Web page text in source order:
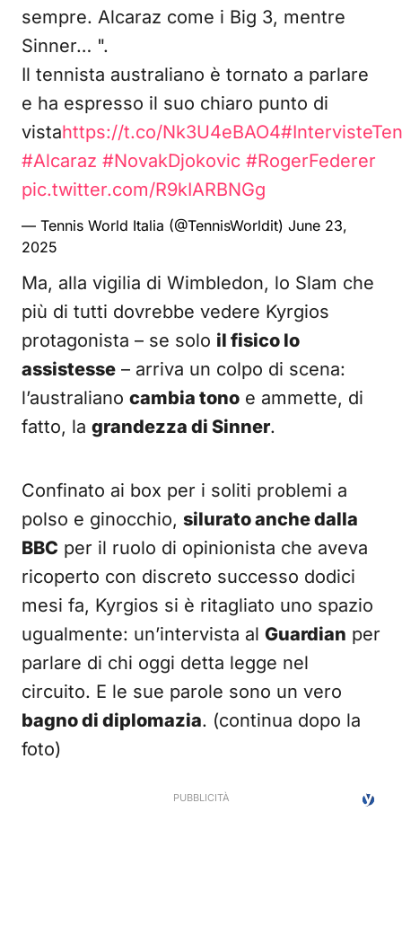
sempre. Alcaraz come i Big 3, mentre
Sinner… ".
Il tennista australiano è tornato a parlare
e ha espresso il suo chiaro punto di
vistahttps://t.co/Nk3U4eBAO4
#Alcaraz #NovakDjokovic #RogerFederer
pic.twitter.com/R9kIARBNGg
— Tennis World Italia (@TennisWorldit) June 23,
2025
Ma, alla vigilia di Wimbledon, lo Slam che
più di tutti dovrebbe vedere Kyrgios
protagonista – se solo il fisico lo
assistesse – arriva un colpo di scena:
l’australiano cambia tono e ammette, di
fatto, la grandezza di Sinner.
Confinato ai box per i soliti problemi a
polso e ginocchio, silurato anche dalla
BBC per il ruolo di opinionista che aveva
ricoperto con discreto successo dodici
mesi fa, Kyrgios si è ritagliato uno spazio
ugualmente: un’intervista al Guardian per
parlare di chi oggi detta legge nel
circuito. E le sue parole sono un vero
bagno di diplomazia. (continua dopo la
foto)